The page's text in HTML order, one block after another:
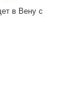
в Вену с